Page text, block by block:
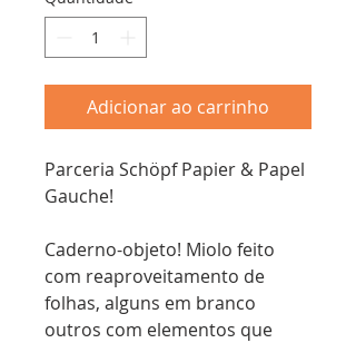
Adicionar ao carrinho
Parceria Schöpf Papier & Papel
Gauche!
Caderno-objeto! Miolo feito
com reaproveitamento de
folhas, alguns em branco
outros com elementos que